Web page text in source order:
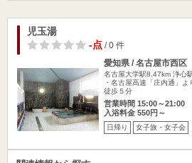
児玉湯
-点/ 0 件
愛知県 / 名古屋市西区
名古屋大学駅8.47km 浄心
・名古屋高速「庄内通」
徒歩５分
営業時間 15:00～21:00
入浴料金 550円～
日帰り 女子旅・女子会